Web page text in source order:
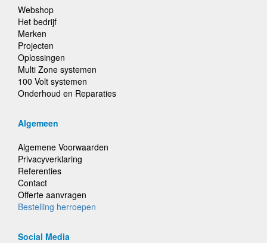
Webshop
Het bedrijf
Merken
Projecten
Oplossingen
Multi Zone systemen
100 Volt systemen
Onderhoud en Reparaties
Algemeen
Algemene Voorwaarden
Privacyverklaring
Referenties
Contact
Offerte aanvragen
Bestelling herroepen
Social Media